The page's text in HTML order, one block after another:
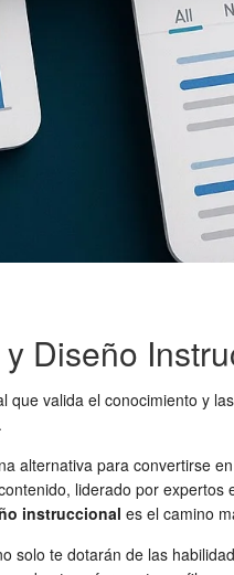
Diseño
que valida el conocimiento y
alternativa para convertirse
liderado por
instruccional es el camino
te dotarán de las